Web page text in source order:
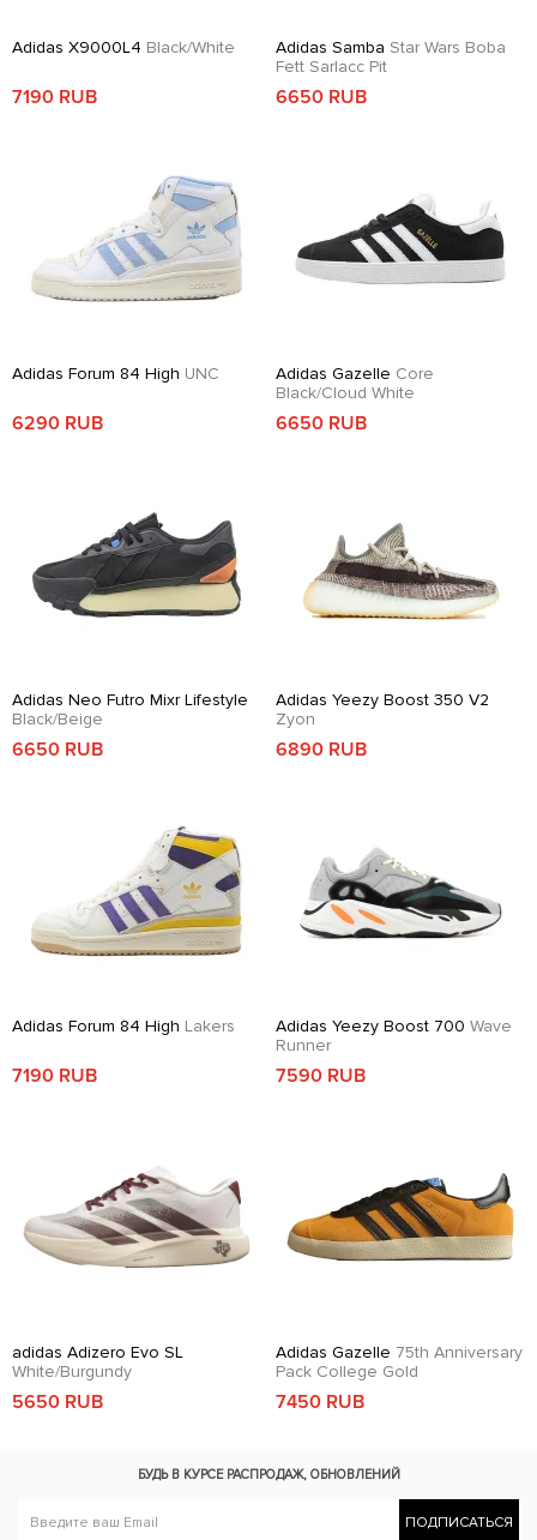
Adidas X9000L4 Black/White
7190 RUB
Adidas Samba Star Wars Boba
Fett Sarlacc Pit
6650 RUB
Adidas Forum 84 High UNC
6290 RUB
Adidas Gazelle Core
Black/Cloud White
6650 RUB
Adidas Neo Futro Mixr Lifestyle
Black/Beige
6650 RUB
Adidas Yeezy Boost 350 V2
Zyon
6890 RUB
Adidas Forum 84 High Lakers
7190 RUB
Adidas Yeezy Boost 700 Wave
Runner
7590 RUB
adidas Adizero Evo SL
White/Burgundy
5650 RUB
Adidas Gazelle 75th Anniversary
Pack College Gold
7450 RUB
БУДЬ В КУРСЕ РАСПРОДАЖ, ОБНОВЛЕНИЙ
ПОДПИСАТЬСЯ